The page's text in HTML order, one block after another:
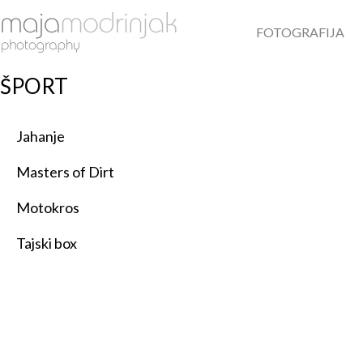
FOTOGRAFIJA
ŠPORT
Jahanje
Masters of Dirt
Motokros
Tajski box